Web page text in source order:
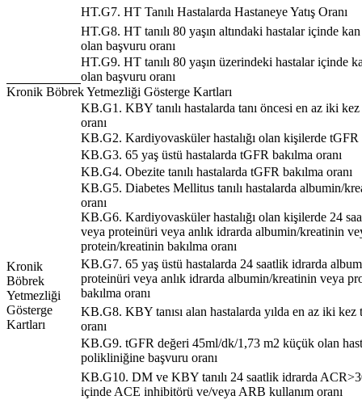
HT.G7. HT Tanılı Hastalarda Hastaneye Yatış Oranı
HT.G8. HT tanılı 80 yaşın altındaki hastalar içinde kan
olan başvuru oranı
HT.G9. HT tanılı 80 yaşın üzerindeki hastalar içinde
olan başvuru oranı
Kronik Böbrek Yetmezliği Gösterge Kartları
Kronik
Böbrek
Yetmezliği
Gösterge
Kartları
KB.G1. KBY tanılı hastalarda tanı öncesi en az iki
oranı
KB.G2. Kardiyovasküler hastalığı olan kişilerde tGFR
KB.G3. 65 yaş üstü hastalarda tGFR bakılma oranı
KB.G4. Obezite tanılı hastalarda tGFR bakılma oranı
KB.G5. Diabetes Mellitus tanılı hastalarda albumin/
oranı
KB.G6. Kardiyovasküler hastalığı olan kişilerde 24
veya proteinüri veya anlık idrarda albumin/kreatinin
protein/kreatinin bakılma oranı
KB.G7. 65 yaş üstü hastalarda 24 saatlik idrarda
proteinüri veya anlık idrarda albumin/kreatinin veya
bakılma oranı
KB.G8. KBY tanısı alan hastalarda yılda en az iki kez
oranı
KB.G9. tGFR değeri 45ml/dk/1,73 m2 küçük olan
polikliniğine başvuru oranı
KB.G10. DM ve KBY tanılı 24 saatlik idrarda
içinde ACE inhibitörü ve/veya ARB kullanım oranı